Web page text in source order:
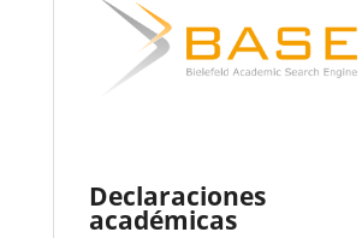
Declaraciones
académicas